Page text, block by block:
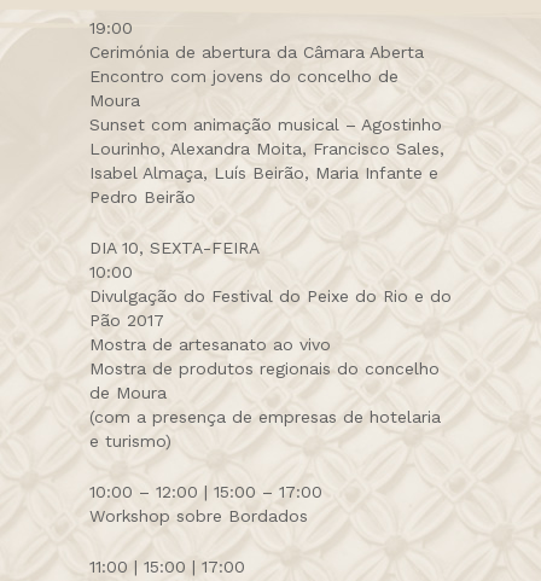
19:00
Cerimónia de abertura da Câmara Aberta
Encontro com jovens do concelho de
Moura
Sunset com animação musical – Agostinho
Lourinho, Alexandra Moita, Francisco Sales,
Isabel Almaça, Luís Beirão, Maria Infante e
Pedro Beirão
DIA 10, SEXTA-FEIRA
10:00
Divulgação do Festival do Peixe do Rio e do
Pão 2017
Mostra de artesanato ao vivo
Mostra de produtos regionais do concelho
de Moura
(com a presença de empresas de hotelaria
e turismo)
10:00 – 12:00 | 15:00 – 17:00
Workshop sobre Bordados
11:00 | 15:00 | 17:00